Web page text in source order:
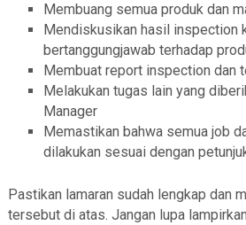
Membuang semua produk dan
Mendiskusikan hasil inspection
bertanggungjawab terhadap
Membuat report inspection dan
Melakukan tugas lain yang
Manager
Memastikan bahwa semua job
dilakukan sesuai dengan
Pastikan lamaran sudah lengkap dan
tersebut di atas. Jangan lupa